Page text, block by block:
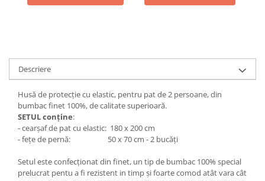
Descriere
Husă de protecție cu elastic, pentru pat de 2 persoane, din
bumbac finet 100%, de calitate superioară.
SETUL conține:
- cearșaf de pat cu elastic: 180 x 200 cm
- fețe de pernă: 50 x 70 cm - 2 bucăți
Setul este confecționat din finet, un tip de bumbac 100% special
prelucrat pentu a fi rezistent in timp și foarte comod atât vara cât